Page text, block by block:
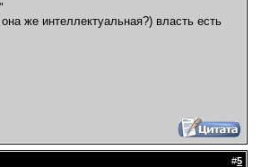
же интеллектуальная?) власть есть
#5